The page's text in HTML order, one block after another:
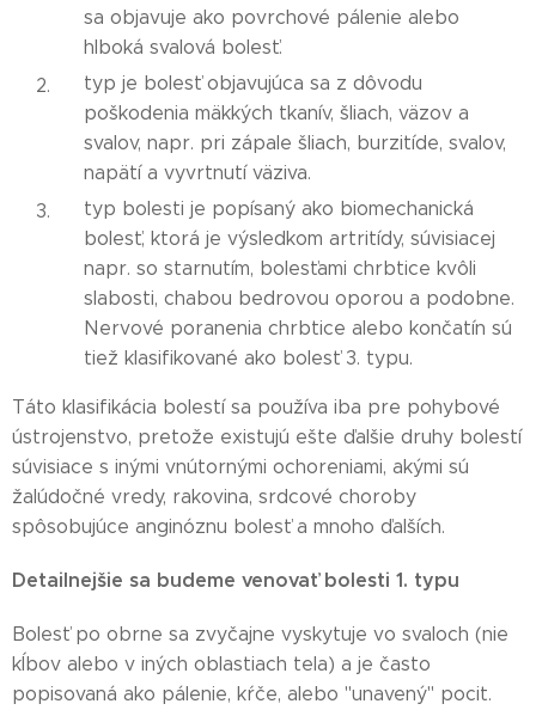
sa objavuje ako povrchové pálenie alebo
hlboká svalová bolesť.
typ je bolesť objavujúca sa z dôvodu
poškodenia mäkkých tkanív, šliach, väzov a
svalov, napr. pri zápale šliach, burzitíde, svalov,
napätí a vyvrtnutí väziva.
typ bolesti je popísaný ako biomechanická
bolesť, ktorá je výsledkom artritídy, súvisiacej
napr. so starnutím, bolesťami chrbtice kvôli
slabosti, chabou bedrovou oporou a podobne.
Nervové poranenia chrbtice alebo končatín sú
tiež klasifikované ako bolesť 3. typu.
Táto klasifikácia bolestí sa používa iba pre pohybové
ústrojenstvo, pretože existujú ešte ďalšie druhy bolestí
súvisiace s inými vnútornými ochoreniami, akými sú
žalúdočné vredy, rakovina, srdcové choroby
spôsobujúce anginóznu bolesť a mnoho ďalších.
Detailnejšie sa budeme venovať bolesti 1. typu
Bolesť po obrne sa zvyčajne vyskytuje vo svaloch (nie
kĺbov alebo v iných oblastiach tela) a je často
popisovaná ako pálenie, kŕče, alebo ''unavený'' pocit.